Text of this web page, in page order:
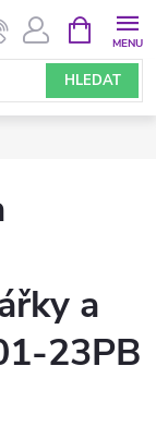
HLEDAT
NÁKUPNÍ
KOŠÍK
a
23PB